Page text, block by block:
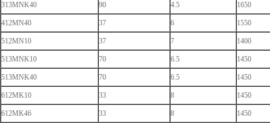
313MNK40 90 4.5 1650
412MN40 37 6 1550
512MN10 37 7 1400
513MNK10 70 6.5 1450
513MNK40 70 6.5 1450
612MK10 33 8 1450
612MK46 33 8 1450